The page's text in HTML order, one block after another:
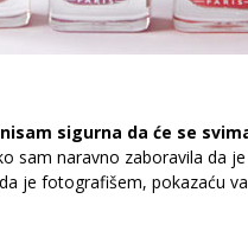
sigurna da će se
sam naravno zaboravila da
je fotografišem, pokazaću